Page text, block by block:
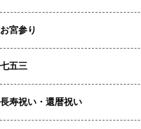
お宮参り
七五三
長寿祝い・還暦祝い